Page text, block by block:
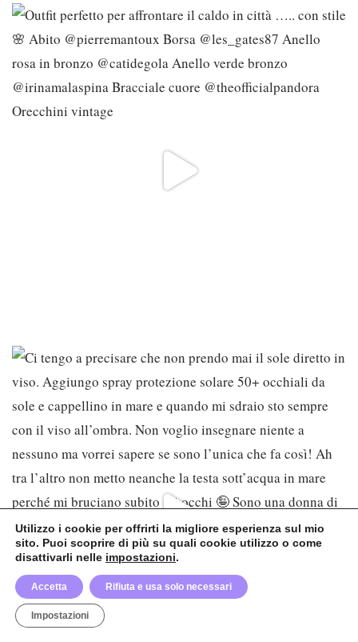
Utilizzo i cookie per offrirti la migliore esperienza sul mio
sito. Puoi scoprire di più su quali cookie utilizzo o come
disattivarli nelle impostazioni.
Accetta Rifiuta e usa solo necessari
Impostazioni